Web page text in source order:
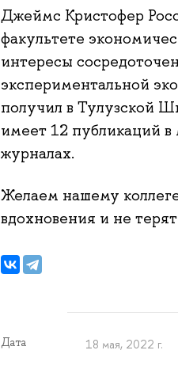
Джеймс Кристофер
факультете
интересы
экспериментальной
получил в Тулузской
имеет 12 публикаций
журналах.
Желаем нашему
вдохновения и не
Дата 18 мая, 2022 г.